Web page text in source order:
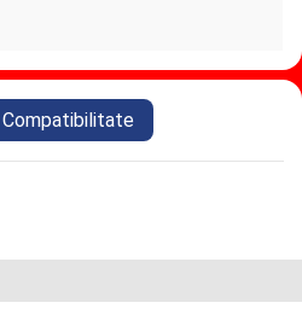
metalic pentru
tip AED CU SP1
Compatibilitate